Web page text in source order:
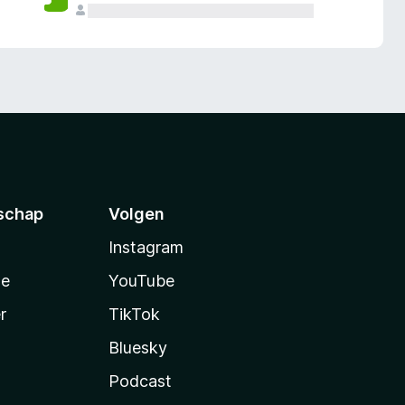
Volgen
Instagram
YouTube
TikTok
Bluesky
Podcast